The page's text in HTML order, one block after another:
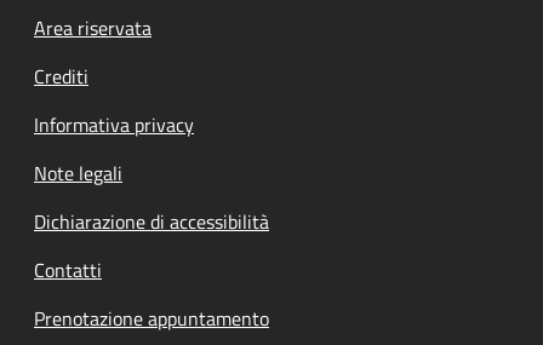
Footer menu
Area riservata
Crediti
Informativa privacy
Note legali
Dichiarazione di accessibilità
Contatti
Prenotazione appuntamento